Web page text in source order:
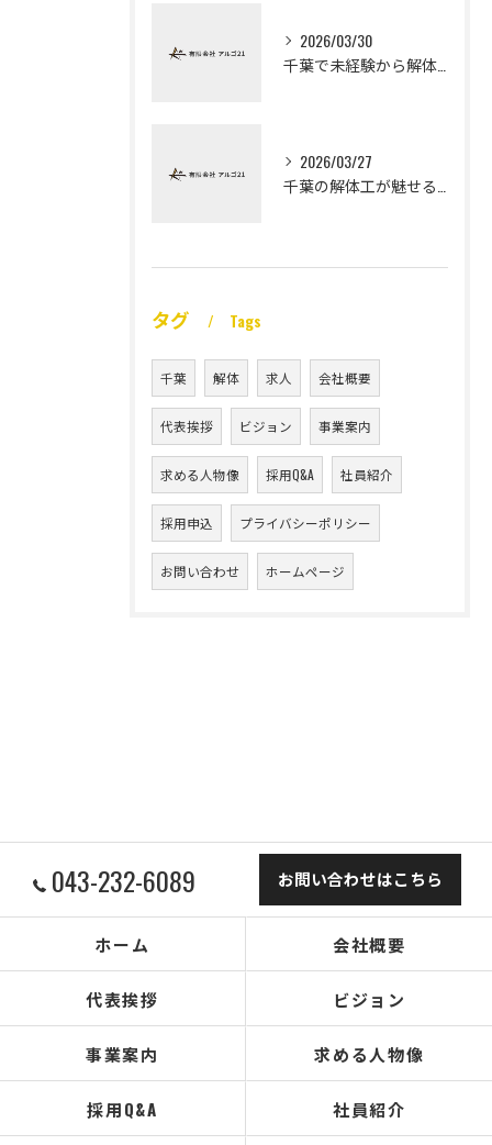
2026/03/30
2026/03/27
タグ Tags
千葉 解体 求人 会社概要
代表挨拶 ビジョン 事業案内
求める人物像 採用Q&A 社員紹介
採用申込 プライバシーポリシー
お問い合わせ ホームページ
043-232-6089 お問い合わせはこちら
ホーム 会社概要
代表挨拶 ビジョン
事業案内 求める人物像
採用Q&A 社員紹介